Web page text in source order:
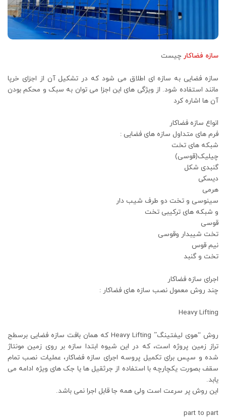
سازه فضاکار چیست
سازه فضایی به سازه ای اطلاق می شود که در تشکیل آن از اجزای خرپا
مانند استفاده شود. از ویژگی های این اجزا می توان به سبک و محکم بودن
آن ها اشاره کرد
انواع سازه فضاکار
فرم های متداول سازه های فضایی :
شبکه های تخت
چیلیک(قوسی)
گنبدی شکل
دیسکی
هرمی
سینوسی و تخت دو طرف شیب دار
و شبکه های ترکیبی تخت
قوسی
تخت شیبدار وقوسی
نیم قوس
تخت و گنبد
اجرای سازه فضاکار
چند روش معمول نصب سازه های فضاکار :
Heavy Lifting
روش “هوی لیفتینگ” Heavy Lifting که همان بافت سازه فضایی برسطح
تراز زمین پروژه است، که در این شیوه ابتدا سازه بر روی زمین مونتاژ
شده و سپس برای تکمیل پروسه اجرای سازه فضاکار، عملیات نصب تمام
سقف بصورت یکچارچه با استفاده از جرثقیل ها یا جک های ویژه ادامه می
یابد.
این روش پر سرعت است ولی همه جا قابل اجرا نمی باشد.
part to part